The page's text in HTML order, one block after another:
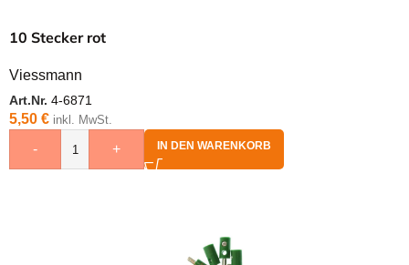
10 Stecker rot
Viessmann
Art.Nr. 4-6871
5,50 € inkl. MwSt.
- + IN DEN WARENKORB